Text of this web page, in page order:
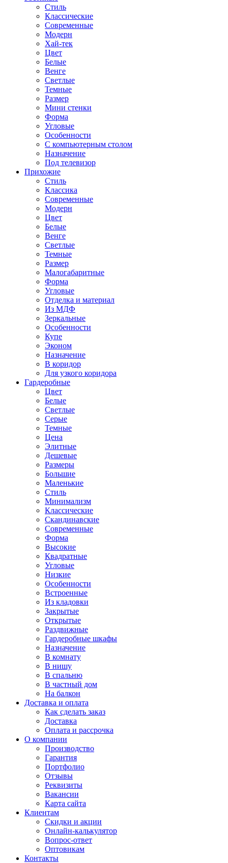
Стиль
Классические
Современные
Модерн
Хай-тек
Цвет
Белые
Венге
Светлые
Темные
Размер
Мини стенки
Форма
Угловые
Особенности
С компьютерным столом
Назначение
Под телевизор
Прихожие
Стиль
Классика
Современные
Модерн
Цвет
Белые
Венге
Светлые
Темные
Размер
Малогабаритные
Форма
Угловые
Отделка и материал
Из МДФ
Зеркальные
Особенности
Купе
Эконом
Назначение
В коридор
Для узкого коридора
Гардеробные
Цвет
Белые
Светлые
Серые
Темные
Цена
Элитные
Дешевые
Размеры
Большие
Маленькие
Стиль
Минимализм
Классические
Скандинавские
Современные
Форма
Высокие
Квадратные
Угловые
Низкие
Особенности
Встроенные
Из кладовки
Закрытые
Открытые
Раздвижные
Гардеробные шкафы
Назначение
В комнату
В нишу
В спальню
В частный дом
На балкон
Доставка и оплата
Как сделать заказ
Доставка
Оплата и рассрочка
О компании
Производство
Гарантия
Портфолио
Отзывы
Реквизиты
Вакансии
Карта сайта
Клиентам
Скидки и акции
Онлайн-калькулятор
Вопрос-ответ
Оптовикам
Контакты